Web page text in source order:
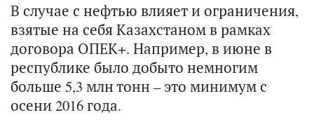
В случае с нефтью влияет и ограничения,
взятые на себя Казахстаном в рамках
договора ОПЕК+. Например, в июне в
республике было добыто немногим
больше 5,3 млн тонн – это минимум с
осени 2016 года.